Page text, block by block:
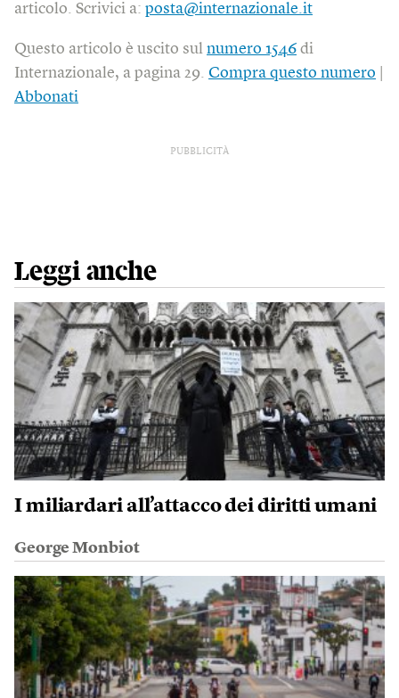
articolo. Scrivici a: posta@internazionale.it
Questo articolo è uscito sul numero 1546 di
Internazionale, a pagina 29. Compra questo numero
Abbonati
PUBBLICITÀ
Leggi anche
I miliardari all’attacco dei diritti umani
George Monbiot